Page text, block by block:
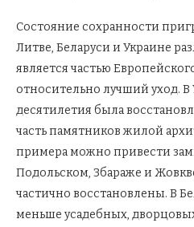
Состояние сохранности
Литве, Беларуси и Украине
является частью
относительно лучший уход. В
десятилетия была
часть памятников жилой
примера можно привести
Подольском, Збараже и
частично восстановлены. В
меньше усадебных,